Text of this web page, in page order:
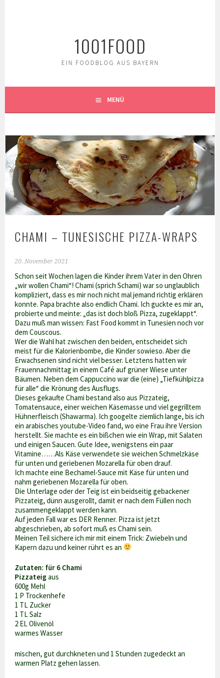
1001FOOD
EIN FOODBLOG AUS BAYERN
MENÜ
CHAMI – TUNESISCHE PIZZA-WRAPS
20. November 2021
Schon seit Wochen lagen die Kinder ihrem Vater in den Ohren
„wir wollen Chami“! Chami (sprich Schami) war so unglaublich
kompliziert, dass es mir noch nicht mal jemand richtig erklären
konnte. Papa brachte also endlich Chami. Ich guckte es mir an,
probierte und meinte: „das ist doch bloß Pizza, zugeklappt“.
Dazu muß man wissen: Fast Food kommt in Tunesien noch vor
dem Couscous.
Wer die Wahl hat zwischen den beiden, entscheidet sich
meist für die Kalorienbombe, die Kinder sowieso. Aber die
Erwachsenen sind nicht viel besser. Letztens hatten wir
Frauennachmittag in einem Café auf grüner Wiese unter
Bäumen. Neben dem Cappuccino war die (eine) „Tiefkühlpizza
für alle“ die Krönung des Ausflugs.
Dieses gekaufte Chami bestand also aus Pizzateig,
Tomatensauce, einer weichen Käsemasse und viel gegrilltem
Hühnerfleisch (Shawarma). Ich googelte ziemlich lange, bis ich
ein arabisches youtube-Video fand, wo eine Frau ihre Version
herstellt. Sie machte es ein bißchen wie ein Wrap, mit Salaten
und einigen Saucen. Gute Idee, wenigstens ein paar
Vitamine……Als Käse verwendete sie weichen Schmelzkäse
für unten und geriebenen Mozarella für oben drauf.
Ich machte eine Bechamel-Sauce mit Käse für unten und
nahm geriebenen Mozarella für oben.
Die Unterlage oder der Teig ist ein beidseitig gebackener
Pizzateig, dünn ausgerollt, damit er nach dem Füllen noch
zusammengeklappt werden kann.
Auf jeden Fall war es DER Renner. Pizza ist jetzt
abgeschrieben, ab sofort muß es Chami sein.
Meinen Teil sichere ich mir mit einem Trick: Zwiebeln und
Kapern dazu und keiner rührt es an
Zutaten: für 6 Chami
Pizzateig aus
600g Mehl
1 P Trockenhefe
1 TL Zucker
1 TL Salz
2 EL Olivenöl
warmes Wasser
mischen, gut durchkneten und 1 Stunden zugedeckt an
warmen Platz gehen lassen.